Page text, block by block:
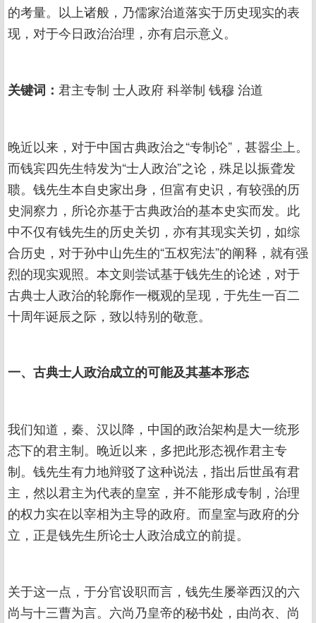
的考量。以上诸般，乃儒家治道落实于历史现实的表
现，对于今日政治治理，亦有启示意义。
关键词： 君主专制 士人政府 科举制 钱穆 治道
晚近以来，对于中国古典政治之“专制论”，甚嚣尘上。
而钱宾四先生特发为“士人政治”之论，殊足以振聋发
聩。钱先生本自史家出身，但富有史识，有较强的历
史洞察力，所论亦基于古典政治的基本史实而发。此
中不仅有钱先生的历史关切，亦有其现实关切，如综
合历史，对于孙中山先生的“五权宪法”的阐释，就有强
烈的现实观照。本文则尝试基于钱先生的论述，对于
古典士人政治的轮廓作一概观的呈现，于先生一百二
十周年诞辰之际，致以特别的敬意。
一、古典士人政治成立的可能及其基本形态
我们知道，秦、汉以降，中国的政治架构是大一统形
态下的君主制。晚近以来，多把此形态视作君主专
制。钱先生有力地辩驳了这种说法，指出后世虽有君
主，然以君主为代表的皇室，并不能形成专制，治理
的权力实在以宰相为主导的政府。而皇室与政府的分
立，正是钱先生所论士人政治成立的前提。
关于这一点，于分官设职而言，钱先生屡举西汉的六
尚与十三曹为言。六尚乃皇帝的秘书处，由尚衣、尚